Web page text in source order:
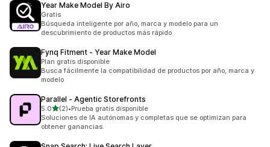
Year Make Model By Airo
Gratis
Búsqueda inteligente por año, marca y modelo para un
descubrimiento de productos más rápido
Fynq Fitment ‑ Year Make Model
Plan gratis disponible
Busca fácilmente la compatibilidad de productos por año, marca y
modelo
Parallel ‑ Agentic Storefronts
5.0de 5 estrellas
(2)
2 reseñas en total
•Prueba gratis disponible
Soluciones de IA autónomas y completas que se optimizan para
obtener ganancias.